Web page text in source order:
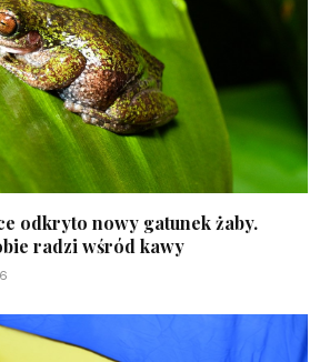
odkryto nowy gatunek żaby.
radzi wśród kawy